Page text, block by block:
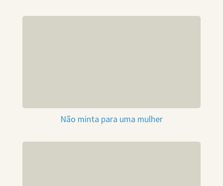
Não minta para uma mulher